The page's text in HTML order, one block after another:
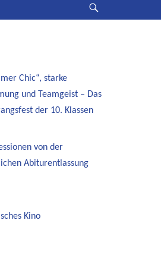
Chic“, starke
und Teamgeist – Das
der 10. Klassen
von der
Abiturentlassung
Kino